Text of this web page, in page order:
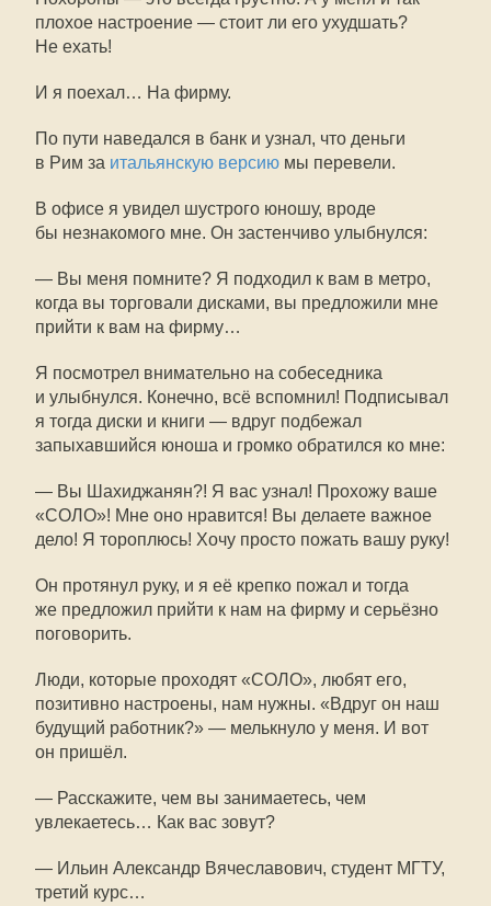
плохое настроение — стоит ли его ухудшать?
Не ехать!
И я поехал… На фирму.
По пути наведался в банк и узнал, что деньги
в Рим за итальянскую версию мы перевели.
В офисе я увидел шустрого юношу, вроде
бы незнакомого мне. Он застенчиво улыбнулся:
— Вы меня помните? Я подходил к вам в метро,
когда вы торговали дисками, вы предложили мне
прийти к вам на фирму…
Я посмотрел внимательно на собеседника
и улыбнулся. Конечно, всё вспомнил! Подписывал
я тогда диски и книги — вдруг подбежал
запыхавшийся юноша и громко обратился ко мне:
— Вы Шахиджанян?! Я вас узнал! Прохожу ваше
«СОЛО»! Мне оно нравится! Вы делаете важное
дело! Я тороплюсь! Хочу просто пожать вашу руку!
Он протянул руку, и я её крепко пожал и тогда
же предложил прийти к нам на фирму и серьёзно
поговорить.
Люди, которые проходят «СОЛО», любят его,
позитивно настроены, нам нужны. «Вдруг он наш
будущий работник?» — мелькнуло у меня. И вот
он пришёл.
— Расскажите, чем вы занимаетесь, чем
увлекаетесь… Как вас зовут?
— Ильин Александр Вячеславович, студент МГТУ,
третий курс…